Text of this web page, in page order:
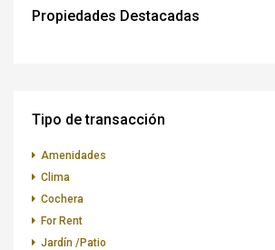
Propiedades Destacadas
Tipo de transacción
Amenidades
Clima
Cochera
For Rent
Jardín /Patio